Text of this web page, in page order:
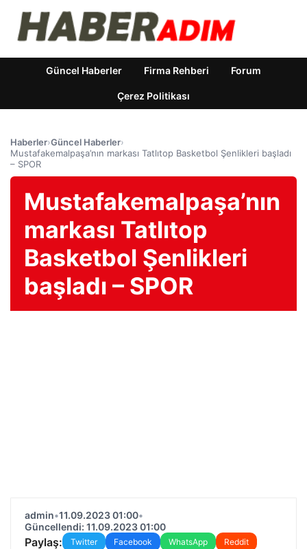
Güncel Haberler Firma Rehberi Forum
Çerez Politikası
Haberler›Güncel Haberler›
Mustafakemalpaşa’nın markası Tatlıtop Basketbol Şenlikleri başladı
– SPOR
Mustafakemalpaşa’nın
markası Tatlıtop
Basketbol Şenlikleri
başladı – SPOR
admin•11.09.2023 01:00•
Güncellendi: 11.09.2023 01:00
Paylaş: Twitter Facebook WhatsApp
Reddit